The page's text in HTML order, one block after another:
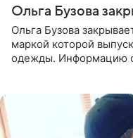
Ольга Бузова
Ольга Бузова
маркой которой
одежды. Информацию